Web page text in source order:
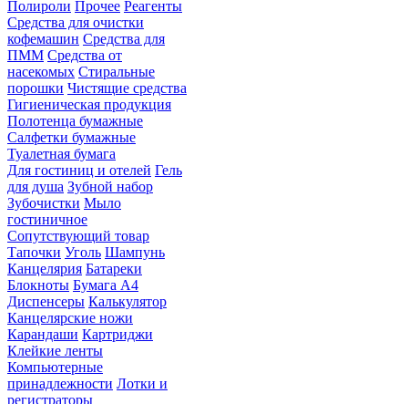
Полироли Прочее Реагенты
Средства для очистки
кофемашин Средства для
ПММ Средства от
насекомых Стиральные
порошки Чистящие средства
Гигиеническая продукция
Полотенца бумажные
Салфетки бумажные
Туалетная бумага
Для гостиниц и отелей Гель
для душа Зубной набор
Зубочистки Мыло
гостиничное
Сопутствующий товар
Тапочки Уголь Шампунь
Канцелярия Батареки
Блокноты Бумага А4
Диспенсеры Калькулятор
Канцелярские ножи
Карандаши Картриджи
Клейкие ленты
Компьютерные
принадлежности Лотки и
регистраторы